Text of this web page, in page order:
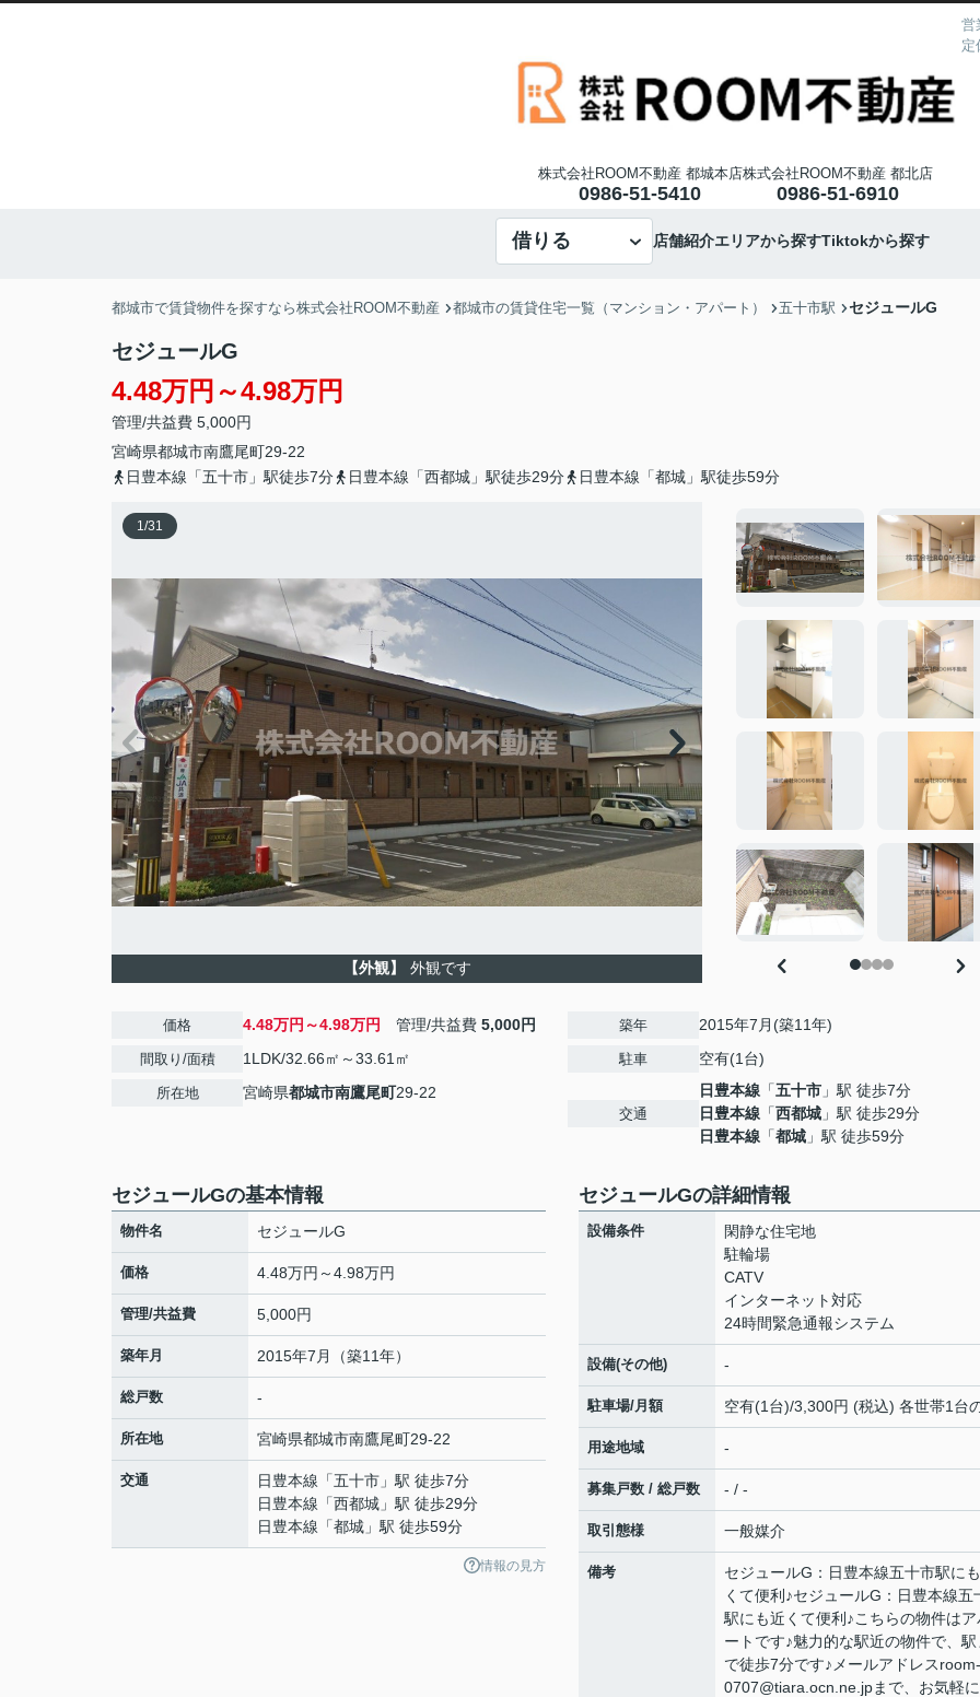
営
定
株式会社ROOM不動産 都城本店
0986-51-5410
株式会社ROOM不動産 都北店
0986-51-6910
借りる 店舗紹介エリアから探すTiktokから探す
都城市で賃貸物件を探すなら株式会社ROOM不動産 都城市の賃貸住宅一覧（マンション・アパート） 五十市駅 セジュールG
セジュールG
4.48万円～4.98万円
管理/共益費 5,000円
宮崎県都城市南鷹尾町29-22
日豊本線「五十市」駅徒歩7分
日豊本線「西都城」駅徒歩29分 日豊本線「都城」駅徒歩59分
1/31
【外観】 外観です
価格 4.48万円～4.98万円 管理/共益費 5,000円
間取り/面積 1LDK/32.66㎡～33.61㎡
所在地 宮崎県都城市南鷹尾町29-22
築年 2015年7月(築11年)
駐車 空有(1台)
交通
日豊本線 「五十市 」駅 徒歩7分
日豊本線 「西都城 」駅 徒歩29分
日豊本線 「都城 」駅 徒歩59分
セジュールGの基本情報
物件名 セジュールG
価格 4.48万円～4.98万円
管理/共益費 5,000円
築年月 2015年7月（築11年）
総戸数 -
所在地 宮崎県都城市南鷹尾町29-22
交通 日豊本線 「五十市 」駅 徒歩7分
日豊本線 「西都城 」駅 徒歩29分
日豊本線 「都城 」駅 徒歩59分
情報の見方
セジュールGの詳細情報
設備条件
閑静な住宅地
駐輪場
CATV
インターネット対応
24時間緊急通報システム
設備(その他) -
駐車場/月額 空有(1台)/3,300円 (税込) 各世帯1台
用途地域 -
募集戸数 / 総戸数 - / -
取引態様 一般媒介
備考
セジュールG：日豊本線五十市駅に
くて便利♪セジュールG：日豊本線五
駅にも近くて便利♪こちらの物件はア
ートです♪魅力的な駅近の物件で、駅
で徒歩7分です♪メールアドレスroom-
0707@tiara.ocn.ne.jpまで、お気軽